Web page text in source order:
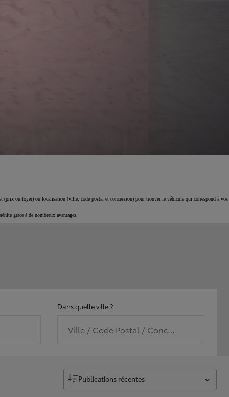
(prix ou loyer) ou localisation (ville, code postal et concession) pour trouver le véhicule qui correspond à vos
grâce à de nombreux avantages.
Dans quelle ville ?
Ville / Code Postal / Concession
Publications récentes